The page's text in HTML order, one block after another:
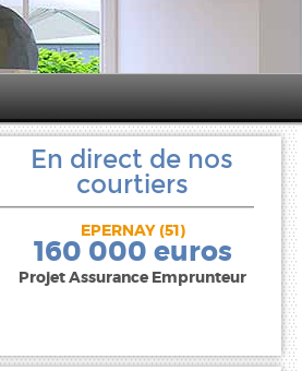
En direct de nos
courtiers
EPERNAY (51)
160 000 euros
Projet Assurance Emprunteur
240 000 euros